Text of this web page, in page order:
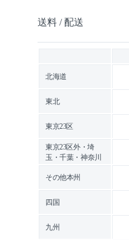
送料 / 配送
北海道
東北
東京23区
東京23区外・埼
玉・千葉・神奈川
その他本州
四国
九州